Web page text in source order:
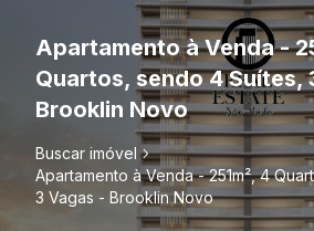
Apartamento à Venda -
Quartos, sendo 4 Suítes,
Brooklin Novo
Buscar imóvel
Apartamento à Venda - 251m², 4
3 Vagas - Brooklin Novo